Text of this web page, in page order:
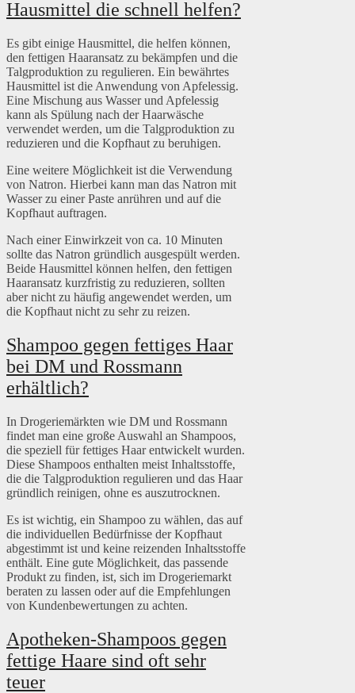
Hausmittel die schnell helfen?
Es gibt einige Hausmittel, die helfen können,
den fettigen Haaransatz zu bekämpfen und die
Talgproduktion zu regulieren. Ein bewährtes
Hausmittel ist die Anwendung von Apfelessig.
Eine Mischung aus Wasser und Apfelessig
kann als Spülung nach der Haarwäsche
verwendet werden, um die Talgproduktion zu
reduzieren und die Kopfhaut zu beruhigen.
Eine weitere Möglichkeit ist die Verwendung
von Natron. Hierbei kann man das Natron mit
Wasser zu einer Paste anrühren und auf die
Kopfhaut auftragen.
Nach einer Einwirkzeit von ca. 10 Minuten
sollte das Natron gründlich ausgespült werden.
Beide Hausmittel können helfen, den fettigen
Haaransatz kurzfristig zu reduzieren, sollten
aber nicht zu häufig angewendet werden, um
die Kopfhaut nicht zu sehr zu reizen.
Shampoo gegen fettiges Haar
bei DM und Rossmann
erhältlich?
In Drogeriemärkten wie DM und Rossmann
findet man eine große Auswahl an Shampoos,
die speziell für fettiges Haar entwickelt wurden.
Diese Shampoos enthalten meist Inhaltsstoffe,
die die Talgproduktion regulieren und das Haar
gründlich reinigen, ohne es auszutrocknen.
Es ist wichtig, ein Shampoo zu wählen, das auf
die individuellen Bedürfnisse der Kopfhaut
abgestimmt ist und keine reizenden Inhaltsstoffe
enthält. Eine gute Möglichkeit, das passende
Produkt zu finden, ist, sich im Drogeriemarkt
beraten zu lassen oder auf die Empfehlungen
von Kundenbewertungen zu achten.
Apotheken-Shampoos gegen
fettige Haare sind oft sehr
teuer